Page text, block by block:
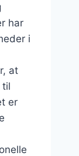
har
i
at
til
er